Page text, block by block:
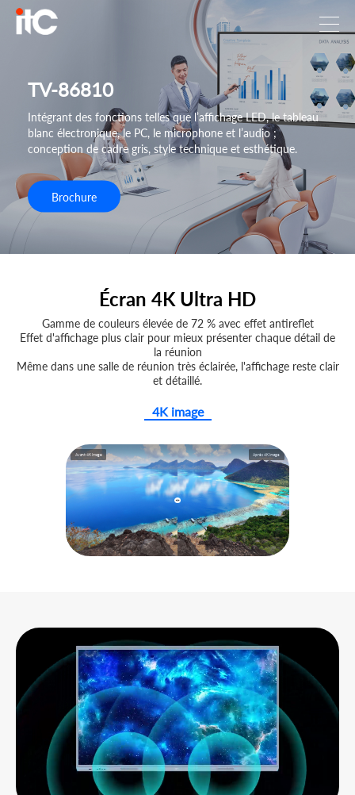
TV-86810
Intégrant des fonctions telles que l’affichage LED, le tableau
blanc électronique, le PC, le microphone et l’audio ;
conception de cadre gris, style technique et esthétique.
Brochure
Écran 4K Ultra HD
Gamme de couleurs élevée de 72 % avec effet antireflet
Effet d'affichage plus clair pour mieux présenter chaque détail de
la réunion
Même dans une salle de réunion très éclairée, l'affichage reste clair
et détaillé.
4K image
Avant 4K image Après 4K image